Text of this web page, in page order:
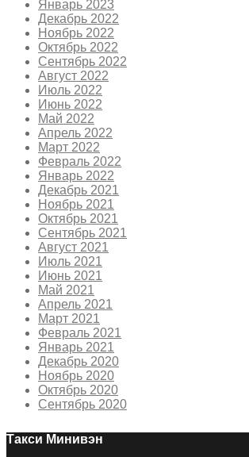
Январь 2023
Декабрь 2022
Ноябрь 2022
Октябрь 2022
Сентябрь 2022
Август 2022
Июль 2022
Июнь 2022
Май 2022
Апрель 2022
Март 2022
Февраль 2022
Январь 2022
Декабрь 2021
Ноябрь 2021
Октябрь 2021
Сентябрь 2021
Август 2021
Июль 2021
Июнь 2021
Май 2021
Апрель 2021
Март 2021
Февраль 2021
Январь 2021
Декабрь 2020
Ноябрь 2020
Октябрь 2020
Сентябрь 2020
Такси Минивэн